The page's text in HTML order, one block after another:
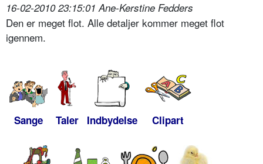
16-02-2010 23:15:01 Ane-Kerstine Fedders
Den er meget flot. Alle detaljer kommer meget flot
igennem.
Sange Taler Indbydelse Clipart